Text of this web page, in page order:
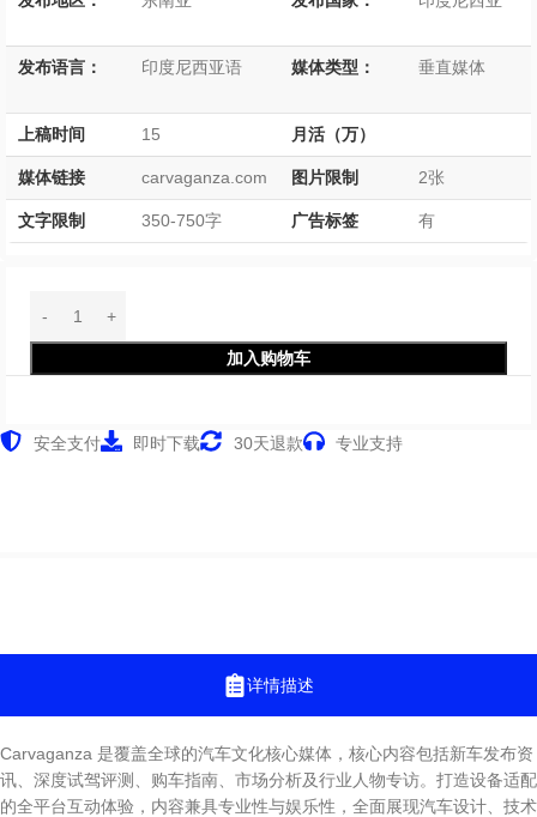
发布语言： 印度尼西亚语 媒体类型： 垂直媒体
上稿时间 15 月活（万）
媒体链接 carvaganza.com 图片限制 2张
文字限制 350-750字 广告标签 有
加入购物车
安全支付 即时下载 30天退款 专业支持
详情描述
Carvaganza 是覆盖全球的汽车文化核心媒体，核心内容包括新车发布资
讯、深度试驾评测、购车指南、市场分析及行业人物专访。打造设备适配
的全平台互动体验，内容兼具专业性与娱乐性，全面展现汽车设计、技术